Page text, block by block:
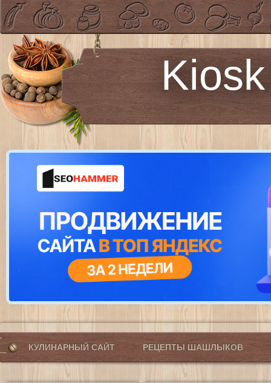
КУЛИНАРНЫЙ САЙТ РЕЦЕПТЫ ШАШЛЫКОВ